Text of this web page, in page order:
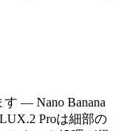
— Nano Banana
Proは細部の